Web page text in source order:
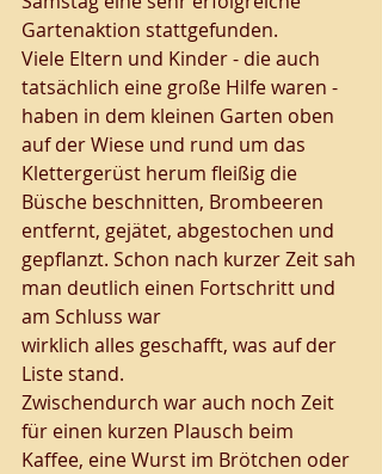
Gartenaktion stattgefunden.
Viele Eltern und Kinder - die auch
tatsächlich eine große Hilfe waren -
haben in dem kleinen Garten oben
auf der Wiese und rund um das
Klettergerüst herum fleißig die
Büsche beschnitten, Brombeeren
entfernt, gejätet, abgestochen und
gepflanzt. Schon nach kurzer Zeit sah
man deutlich einen Fortschritt und
am Schluss war
wirklich alles geschafft, was auf der
Liste stand.
Zwischendurch war auch noch Zeit
für einen kurzen Plausch beim
Kaffee, eine Wurst im Brötchen oder